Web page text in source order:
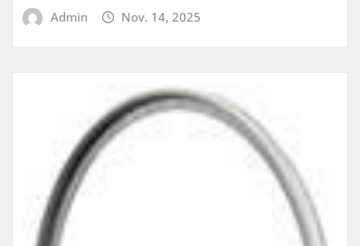
Admin Nov. 14, 2025